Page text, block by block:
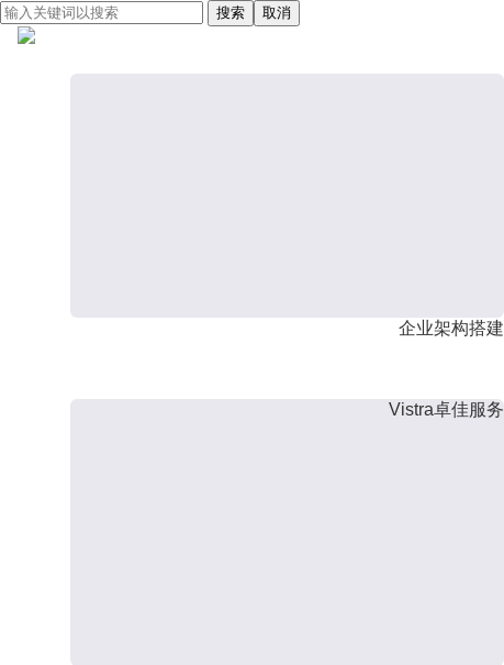
搜索 取消
企业架构搭建
Vistra卓佳服务